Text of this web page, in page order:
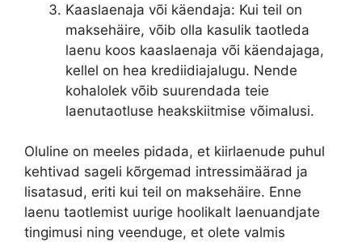
Kaaslaenaja või käendaja: Kui teil on
maksehäire, võib olla kasulik taotleda
laenu koos kaaslaenaja või käendajaga,
kellel on hea krediidiajalugu. Nende
kohalolek võib suurendada teie
laenutaotluse heakskiitmise võimalusi.
Oluline on meeles pidada, et kiirlaenude puhul
kehtivad sageli kõrgemad intressimäärad ja
lisatasud, eriti kui teil on maksehäire. Enne
laenu taotlemist uurige hoolikalt laenuandjate
tingimusi ning veenduge, et olete valmis